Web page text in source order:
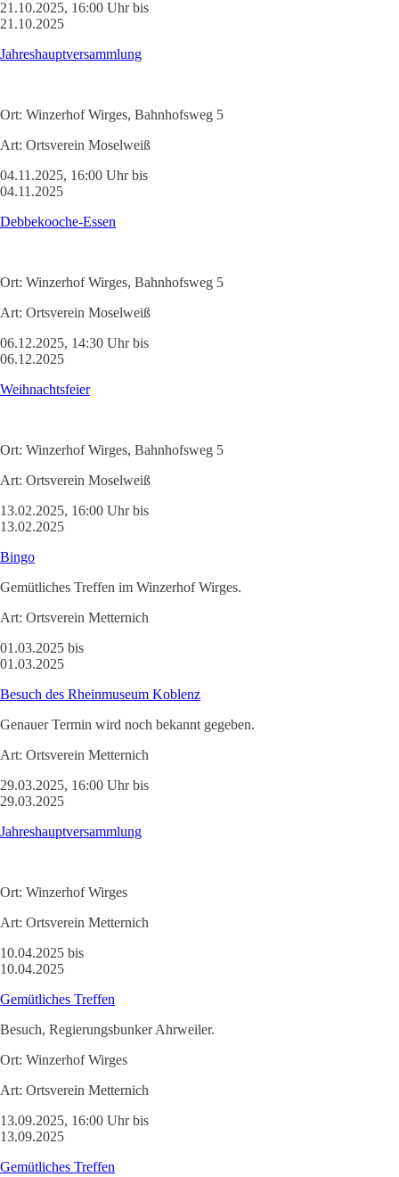
21.10.2025, 16:00 Uhr bis
21.10.2025
Jahreshauptversammlung
Ort: Winzerhof Wirges, Bahnhofsweg 5
Art: Ortsverein Moselweiß
04.11.2025, 16:00 Uhr bis
04.11.2025
Debbekooche-Essen
Ort: Winzerhof Wirges, Bahnhofsweg 5
Art: Ortsverein Moselweiß
06.12.2025, 14:30 Uhr bis
06.12.2025
Weihnachtsfeier
Ort: Winzerhof Wirges, Bahnhofsweg 5
Art: Ortsverein Moselweiß
13.02.2025, 16:00 Uhr bis
13.02.2025
Bingo
Gemütliches Treffen im Winzerhof Wirges.
Art: Ortsverein Metternich
01.03.2025 bis
01.03.2025
Besuch des Rheinmuseum Koblenz
Genauer Termin wird noch bekannt gegeben.
Art: Ortsverein Metternich
29.03.2025, 16:00 Uhr bis
29.03.2025
Jahreshauptversammlung
Ort: Winzerhof Wirges
Art: Ortsverein Metternich
10.04.2025 bis
10.04.2025
Gemütliches Treffen
Besuch, Regierungsbunker Ahrweiler.
Ort: Winzerhof Wirges
Art: Ortsverein Metternich
13.09.2025, 16:00 Uhr bis
13.09.2025
Gemütliches Treffen